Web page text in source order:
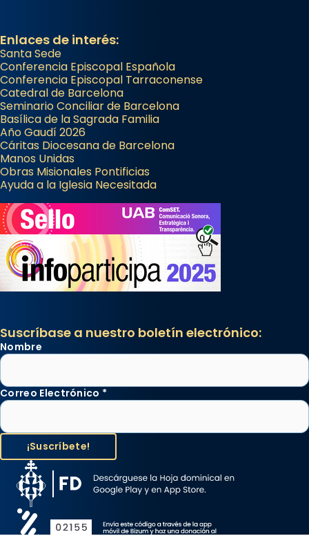
Enlaces de interés:
Santa Sede
Conferencia Episcopal Española
Conferencia Episcopal Tarraconense
Catedral de Barcelona
Seminario Conciliar de Barcelona
Basílica de la Sagrada Familia
Año Gaudí 2026
Cáritas Diocesana de Barcelona
Manos Unidas
Obras Misionales Pontificias
Ayuda a la Iglesia Necesitada
Suscríbase a nuestro boletín electrónico:
Nombre
Correo Electrónico *